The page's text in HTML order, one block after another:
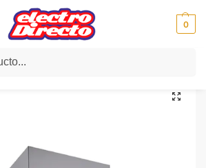
0
Campanas